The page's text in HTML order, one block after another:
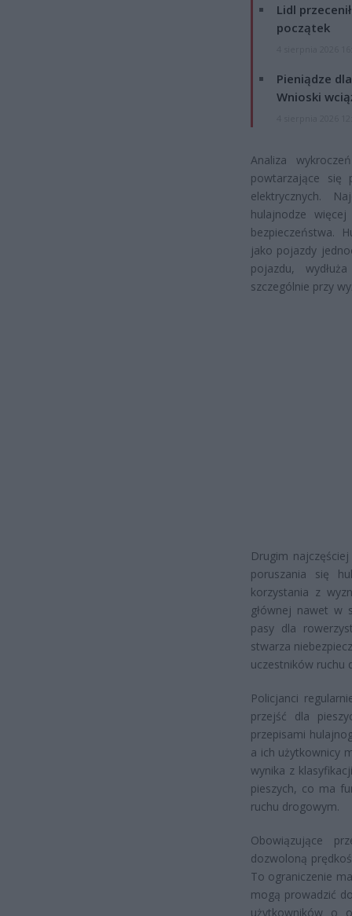
Lidl
początek
Pieniądze
Wnioski
Analiza
powtarzające się
elektrycznych.
hulajnodze
bezpieczeństwa.
jako pojazdy
pojazdu,
szczególnie przy
Drugim
poruszania się
korzystania z
głównej nawet w
pasy dla
stwarza
uczestników ruchu
Policjanci
przejść dla
przepisami
a ich użytkownicy
wynika z
pieszych, co ma
ruchu drogowym.
Obowiązujące
dozwoloną
To ograniczenie
mogą prowadzić
użytkowników o